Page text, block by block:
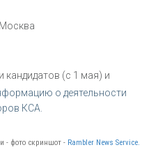
(с 1 мая) и
о деятельности
КСА.
- фото скриншот - Rambler News Service.